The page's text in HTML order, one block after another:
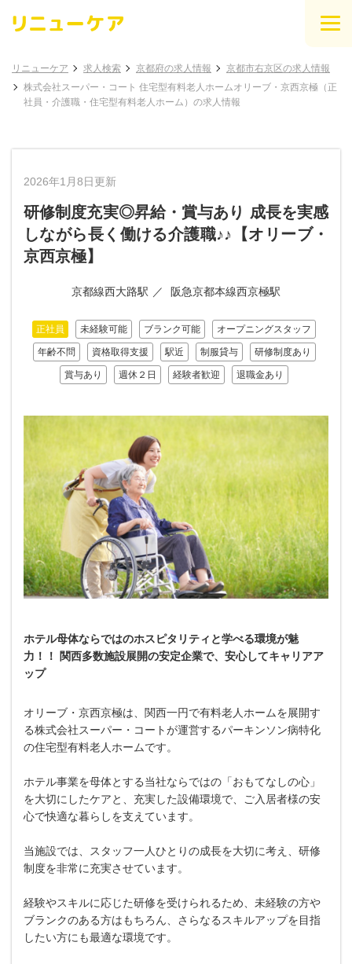
リニューケア 求人検索 京都府の求人情報
京都市右京区の求人情報
株式会社スーパー・コート 住宅型有料老人ホームオリーブ・京西京極（正
社員・介護職・住宅型有料老人ホーム）の求人情報
2026年1月8日更新
研修制度充実◎昇給・賞与あり 成長を実感
しながら長く働ける介護職♪♪【オリーブ・
京西京極】
京都線西大路駅 阪急京都本線西京極駅
正社員 未経験可能 ブランク可能 オープニングスタッフ
年齢不問 資格取得支援 駅近 制服貸与 研修制度あり
賞与あり 週休２日 経験者歓迎 退職金あり
ホテル母体ならではのホスピタリティと学べる環境が魅
力！！ 関西多数施設展開の安定企業で、安心してキャリアア
ップ
オリーブ・京西京極は、関西一円で有料老人ホームを展開す
る株式会社スーパー・コートが運営するパーキンソン病特化
の住宅型有料老人ホームです。
ホテル事業を母体とする当社ならではの「おもてなしの心」
を大切にしたケアと、充実した設備環境で、ご入居者様の安
心で快適な暮らしを支えています。
当施設では、スタッフ一人ひとりの成長を大切に考え、研修
制度を非常に充実させています。
経験やスキルに応じた研修を受けられるため、未経験の方や
ブランクのある方はもちろん、さらなるスキルアップを目指
したい方にも最適な環境です。